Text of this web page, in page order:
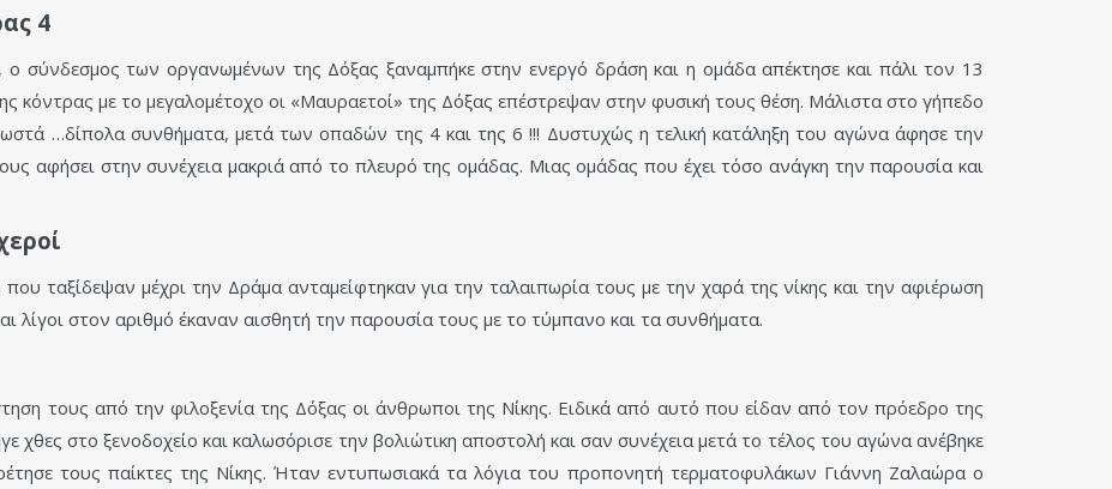
4
σύνδεσμος των οργανωμένων της Δόξας ξαναμπήκε στην ενεργό δράση και η ομάδα απέκτησε και πάλι τον 13
κόντρας με το μεγαλομέτοχο οι «Μαυραετοί» της Δόξας επέστρεψαν στην φυσική τους θέση. Μάλιστα στο γήπεδο
…δίπολα συνθήματα, μετά των οπαδών της 4 και της 6 !!! Δυστυχώς η τελική κατάληξη του αγώνα άφησε την
αφήσει στην συνέχεια μακριά από το πλευρό της ομάδας. Μιας ομάδας που έχει τόσο ανάγκη την παρουσία και
ταξίδεψαν μέχρι την Δράμα ανταμείφτηκαν για την ταλαιπωρία τους με την χαρά της νίκης και την αφιέρωση
λίγοι στον αριθμό έκαναν αισθητή την παρουσία τους με το τύμπανο και τα συνθήματα.
τους από την φιλοξενία της Δόξας οι άνθρωποι της Νίκης. Ειδικά από αυτό που είδαν από τον πρόεδρο της
χθες στο ξενοδοχείο και καλωσόρισε την βολιώτικη αποστολή και σαν συνέχεια μετά το τέλος του αγώνα ανέβηκε
τους παίκτες της Νίκης. Ήταν εντυπωσιακά τα λόγια του προπονητή τερματοφυλάκων Γιάννη Ζαλαώρα ο